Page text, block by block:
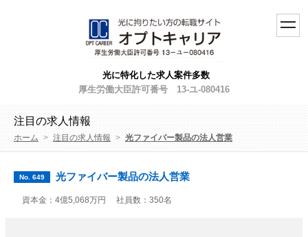
toggle
光に特化した求人案件多数
厚生労働大臣許可番号 13-ユ-080416
注目の求人情報
ホーム > 注目の求人情報 > 光ファイバー製品の法人営業
No. 649 光ファイバー製品の法人営業
資本金：4億5,068万円 社員数：350名